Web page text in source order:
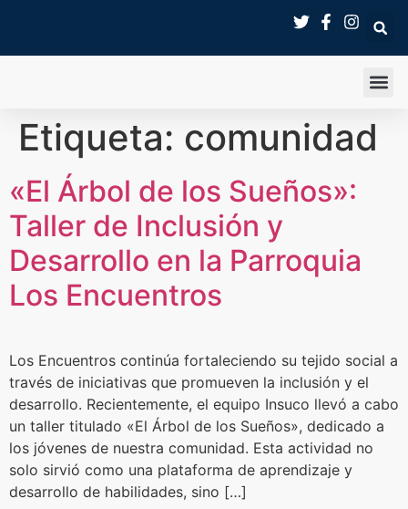
Etiqueta: comunidad
«El Árbol de los Sueños»:
Taller de Inclusión y
Desarrollo en la Parroquia
Los Encuentros
Los Encuentros continúa fortaleciendo su tejido social a
través de iniciativas que promueven la inclusión y el
desarrollo. Recientemente, el equipo Insuco llevó a cabo
un taller titulado «El Árbol de los Sueños», dedicado a
los jóvenes de nuestra comunidad. Esta actividad no
solo sirvió como una plataforma de aprendizaje y
desarrollo de habilidades, sino […]